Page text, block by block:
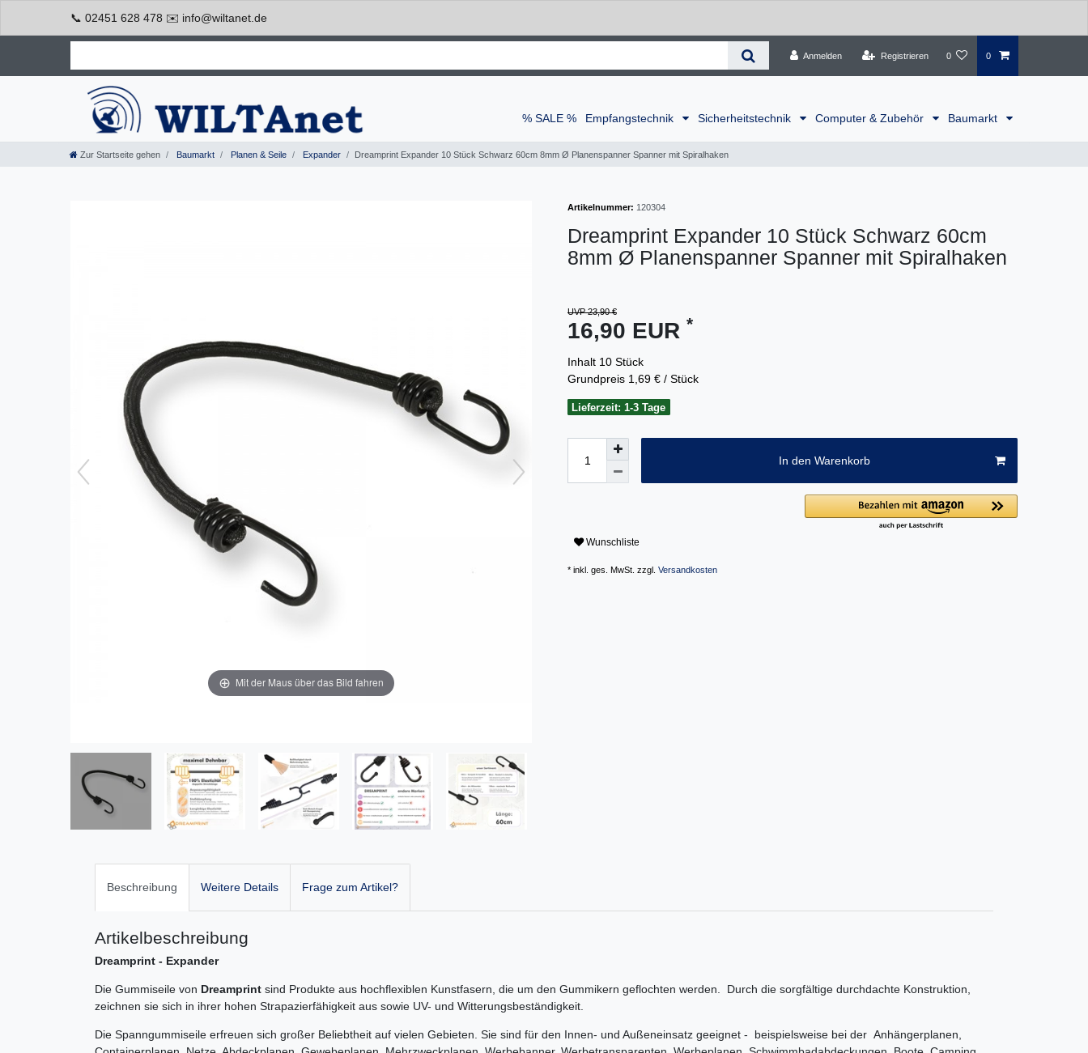
📞 02451 628 478 ✉️ info@wiltanet.de
Anmelden Registrieren 0 0
% SALE % Empfangstechnik Sicherheitstechnik Computer & Zubehör Baumarkt
Zur Startseite gehen Baumarkt Planen & Seile Expander Dreamprint Expander 10 Stück Schwarz 60cm 8mm Ø Planenspanner Spanner mit Spiralhaken
Mit der Maus über das Bild fahren
Artikelnummer: 120304
Dreamprint Expander 10 Stück Schwarz 60cm
8mm Ø Planenspanner Spanner mit Spiralhaken
UVP 23,90 €
16,90 EUR *
Inhalt 10 Stück
Grundpreis 1,69 € / Stück
Lieferzeit: 1-3 Tage
In den Warenkorb
Wunschliste
* inkl. ges. MwSt. zzgl. Versandkosten
Beschreibung Weitere Details Frage zum Artikel?
Artikelbeschreibung
Dreamprint - Expander
Die Gummiseile von Dreamprint sind Produkte aus hochflexiblen Kunstfasern, die um den Gummikern geflochten werden. Durch die sorgfältige durchdachte Konstruktion,
zeichnen sie sich in ihrer hohen Strapazierfähigkeit aus sowie UV- und Witterungsbeständigkeit.
Die Spanngummiseile erfreuen sich großer Beliebtheit auf vielen Gebieten. Sie sind für den Innen- und Außeneinsatz geeignet - beispielsweise bei der Anhängerplanen,